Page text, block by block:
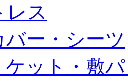
レス
バー・シーツ
ケット・敷